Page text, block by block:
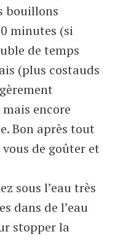
bouillons
minutes (si
de temps
(plus costauds
encore
Bon après tout
de goûter et
sous l’eau très
dans de l’eau
stopper la